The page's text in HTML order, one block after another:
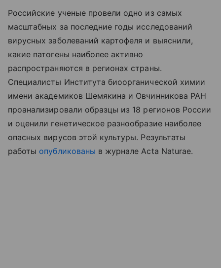
Российские ученые провели одно из самых
масштабных за последние годы исследований
вирусных заболеваний картофеля и выяснили,
какие патогены наиболее активно
распространяются в регионах страны.
Специалисты Института биоорганической химии
имени академиков Шемякина и Овчинникова РАН
проанализировали образцы из 18 регионов России
и оценили генетическое разнообразие наиболее
опасных вирусов этой культуры. Результаты
работы опубликованы в журнале Acta Naturae.